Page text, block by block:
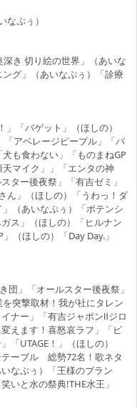
なぷぅ）
深き 切り絵の世界」（あいな
グ」（あいなぷぅ）「診療
」「バゲット」（ほしの）
「アベレージピープル」「バ
も食わない」「ものまねGP
マイク」」「エンタの神
ター後夜祭」「有吉ゼミ」
ん」（ほしの）「うわっ！ダ
（あいなぷぅ）「ポテンシ
ス」（ほしの）「ヒルナン
（ほしの）「Day Day.」
団」「オールスター後夜祭」
突撃取材！我が社にタレン
ナー」「有吉ジャポンⅡジロ
えます！喜怒哀ラフ」「ビ
「UTAGE！」（ほしの）
テーブル 総勢72名！歌ネタ
なぷぅ）「王様のブラン
いと水の祭典!THE水王」